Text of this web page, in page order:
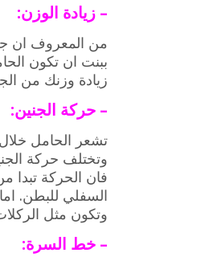
– زيادة الوزن:
من المعروف ان
ببنت ان تكون
زيادة وزنك من
– حركة الجنين:
تشعر الحامل خلال
وتختلف حركة
فان الحركة تبدا
السفلي للبطن.
وتكون مثل
– خط السرة: